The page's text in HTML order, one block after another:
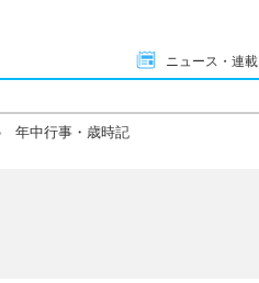
ニュース・連載
年中行事・歳時記